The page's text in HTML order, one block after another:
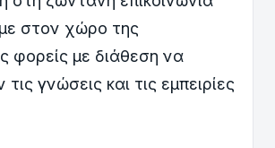
στον χώρο της
φορείς με διάθεση να
γνώσεις και τις εμπειρίες